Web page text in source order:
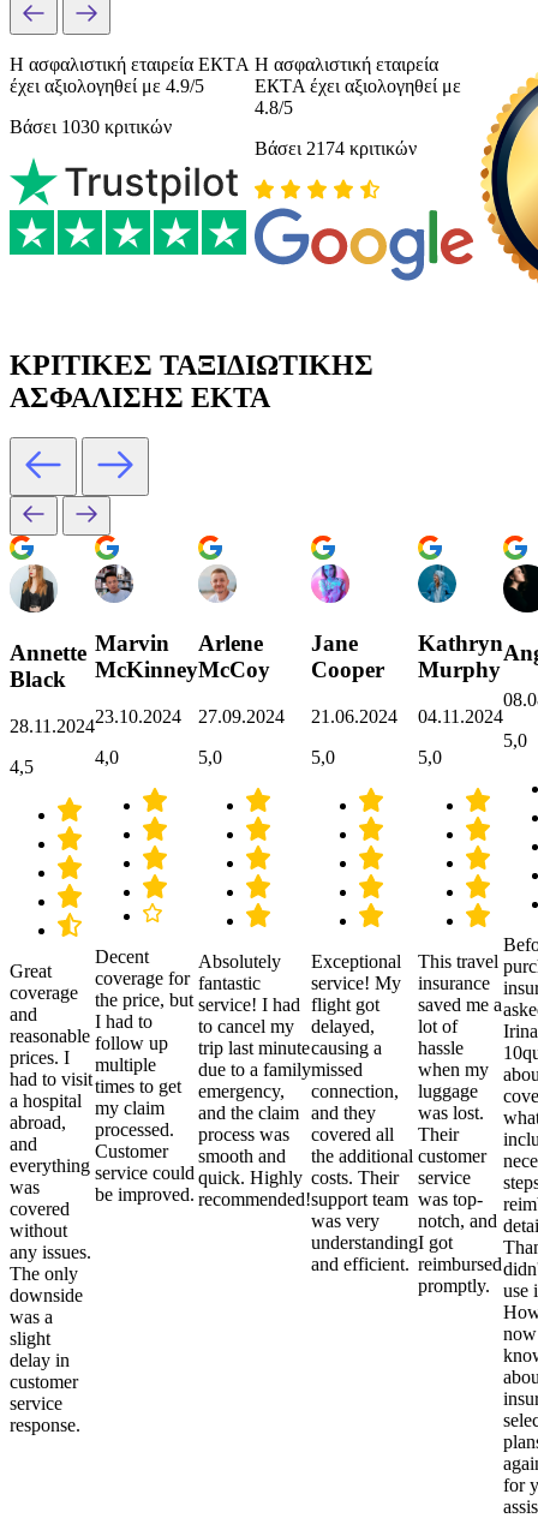
Η ασφαλιστική εταιρεία ЕКТΑ
έχει αξιολογηθεί με 4.9/5
Βάσει 1030 κριτικών
Η ασφαλιστική εταιρεία
ЕКТΑ έχει αξιολογηθεί με
4.8/5
Βάσει 2174 κριτικών
ΚΡΙΤΙΚΕΣ ΤΑΞΙΔΙΩΤΙΚΗΣ
ΑΣΦΑΛΙΣΗΣ EKTA
Annette
Black
28.11.2024
4,5
Great
coverage
and
reasonable
prices. I
had to visit
a hospital
abroad,
and
everything
was
covered
without
any issues.
The only
downside
was a
slight
delay in
customer
service
response.
Marvin
McKinney
23.10.2024
4,0
Decent
coverage for
the price, but
I had to
follow up
multiple
times to get
my claim
processed.
Customer
service could
be improved.
Arlene
McCoy
27.09.2024
5,0
Absolutely
fantastic
service! I had
to cancel my
trip last minute
due to a family
emergency,
and the claim
process was
smooth and
quick. Highly
recommended!
Jane
Cooper
21.06.2024
5,0
Exceptional
service! My
flight got
delayed,
causing a
missed
connection,
and they
covered all
the additional
costs. Their
support team
was very
understanding
and efficient.
Kathryn
Murphy
04.11.2024
5,0
This travel
insurance
saved me a
lot of
hassle
when my
luggage
was lost.
Their
customer
service
was top-
notch, and
I got
reimbursed
promptly.
5,0
use
for